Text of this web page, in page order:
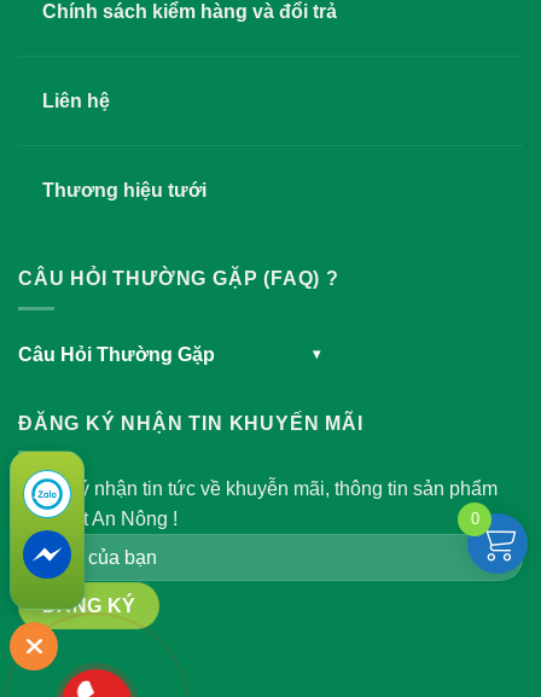
Chính sách kiểm hàng và đổi trả
Liên hệ
Thương hiệu tưới
CÂU HỎI THƯỜNG GẶP (FAQ) ?
Câu Hỏi Thường Gặp ▾
ĐĂNG KÝ NHẬN TIN KHUYẾN MÃI
Đăng ký nhận tin tức về khuyễn mãi, thông tin sản phẩm
của Việt An Nông !
0